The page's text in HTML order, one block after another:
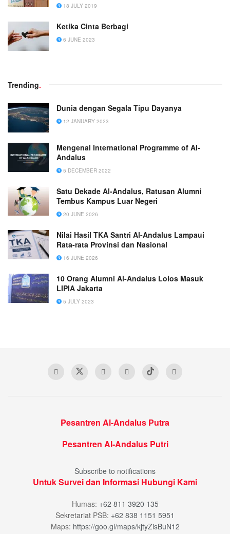
18 JULY 2019
Ketika Cinta Berbagi
6 JUNE 2023
Trending.
Dunia dengan Segala Tipu Dayanya
12 JANUARY 2023
Mengenal International Programme of Al-
Andalus
5 DECEMBER 2022
Satu Dekade Al-Andalus, Ratusan Alumni
Tembus Kampus Luar Negeri
20 JUNE 2026
Nilai Hasil TKA Santri Al-Andalus Lampaui
Rata-rata Provinsi dan Nasional
16 JUNE 2026
10 Orang Alumni Al-Andalus Lolos Masuk
LIPIA Jakarta
5 JULY 2023
Pesantren Al-Andalus Putra
Pesantren Al-Andalus Putri
Subscribe to notifications
Untuk Survei dan Informasi Hubungi Kami
Humas: +62 811 3920 135
Sekretariat PSB: +62 838 1151 5951
Maps: https://goo.gl/maps/kjtyZisBuN12